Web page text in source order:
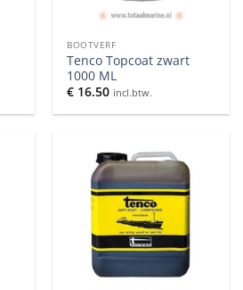
BOOTVERF
Tenco Topcoat zwart
1000 ML
€ 16.50 incl.btw.